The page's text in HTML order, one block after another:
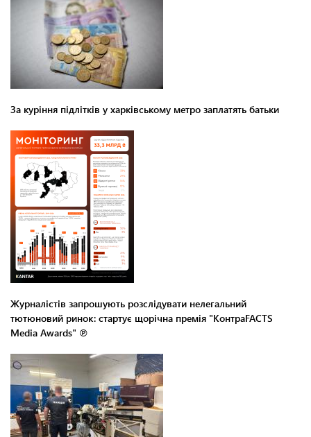
За куріння підлітків у харківському метро заплатять батьки
Журналістів запрошують розслідувати нелегальний
тютюновий ринок: стартує щорічна премія "КонтраFACTS
Media Awards" ℗